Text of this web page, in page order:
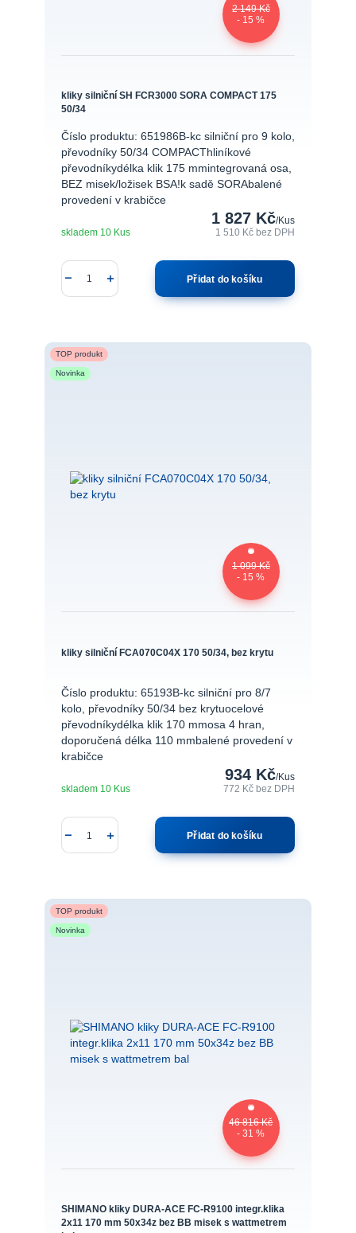
2 149 Kč
- 15 %
kliky silniční SH FCR3000 SORA COMPACT 175
50/34
Číslo produktu: 651986B-kc silniční pro 9 kolo,
převodníky 50/34 COMPACThliníkové
převodníkydélka klik 175 mmintegrovaná osa,
BEZ misek/ložisek BSA!k sadě SORAbalené
provedení v krabičce
1 827 Kč/Kus
1 510 Kčbez DPH
skladem 10 Kus
Přidat do košíku
TOP produkt
Novinka
1 099 Kč
- 15 %
kliky silniční FCA070C04X 170 50/34, bez krytu
Číslo produktu: 65193B-kc silniční pro 8/7
kolo, převodníky 50/34 bez krytuocelové
převodníkydélka klik 170 mmosa 4 hran,
doporučená délka 110 mmbalené provedení v
krabičce
934 Kč/Kus
772 Kč bez DPH
skladem 10 Kus
Přidat do košíku
TOP produkt
Novinka
46 816 Kč
- 31 %
SHIMANO kliky DURA-ACE FC-R9100 integr.klika
2x11 170 mm 50x34z bez BB misek s wattmetrem